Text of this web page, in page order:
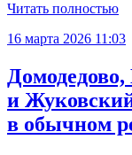
Читать полностью
16 марта 2026 11:03
и
в обычном